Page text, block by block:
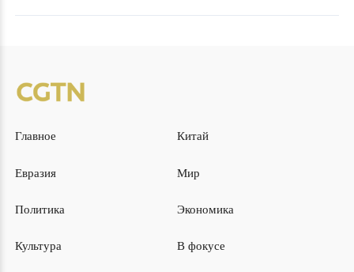
Главное Китай
Евразия Мир
Политика Экономика
Культура В фокусе